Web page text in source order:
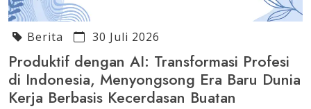
Berita 30 Juli 2026
Produktif dengan AI: Transformasi Profesi
di Indonesia, Menyongsong Era Baru Dunia
Kerja Berbasis Kecerdasan Buatan